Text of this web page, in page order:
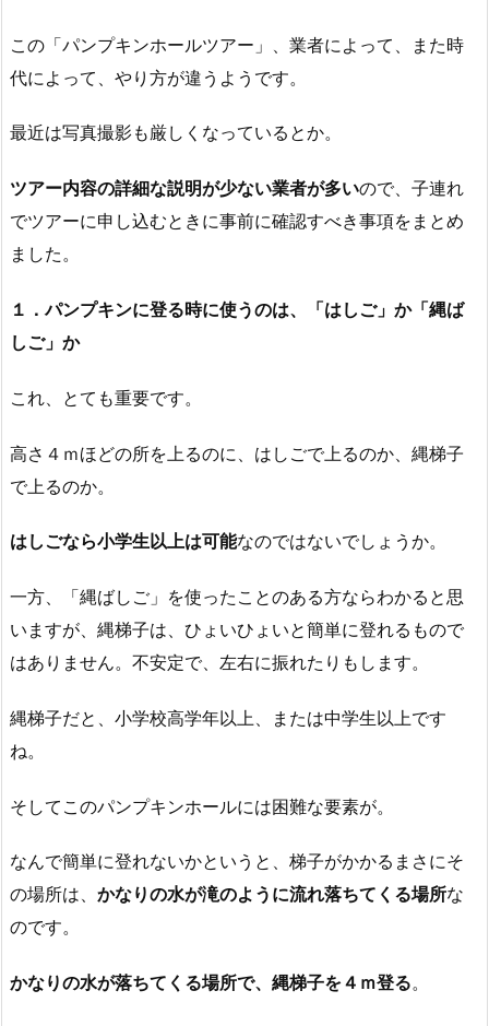
この「パンプキンホールツアー」、業者によって、また時
代によって、やり方が違うようです。
最近は写真撮影も厳しくなっているとか。
ツアー内容の詳細な説明が少ない業者が多いので、子連れ
でツアーに申し込むときに事前に確認すべき事項をまとめ
ました。
１．パンプキンに登る時に使うのは、「はしご」か「縄ば
しご」か
これ、とても重要です。
高さ４ｍほどの所を上るのに、はしごで上るのか、縄梯子
で上るのか。
はしごなら小学生以上は可能なのではないでしょうか。
一方、「縄ばしご」を使ったことのある方ならわかると思
いますが、縄梯子は、ひょいひょいと簡単に登れるもので
はありません。不安定で、左右に振れたりもします。
縄梯子だと、小学校高学年以上、または中学生以上です
ね。
そしてこのパンプキンホールには困難な要素が。
なんで簡単に登れないかというと、梯子がかかるまさにそ
の場所は、 かなりの水が滝のように流れ落ちてくる場所な
のです。
かなりの水が落ちてくる場所で、縄梯子を４ｍ登る。